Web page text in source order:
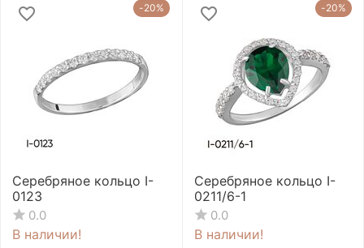
-20%
Серебряное кольцо I-
0123
0.0
В наличии!
-20%
Серебряное кольцо I-
0211/6-1
0.0
В наличии!